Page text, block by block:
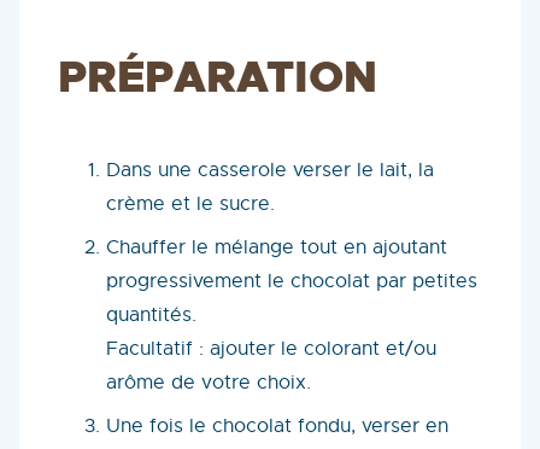
PRÉPARATION
Dans une casserole verser le lait, la
crème et le sucre.
Chauffer le mélange tout en ajoutant
progressivement le chocolat par petites
quantités.
Facultatif : ajouter le colorant et/ou
arôme de votre choix.
Une fois le chocolat fondu, verser en